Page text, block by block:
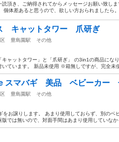
頂き、ご納得されてからメッセージお願い致し
個体差あると思うので、欲しい方おられましたら
キャットタワー 爪研ぎ
豊島園駅 その他
キャットタワー」と「爪研ぎ」 の3in1の商品に
いています。 新品未使用 ※箱無しですが、完全未
スマバギ 美品 ベビーカー
豊島園駅
その他
をお譲りします。 あまり使用しておらず、別の
版では無いので、対面手間はあまり使用していな